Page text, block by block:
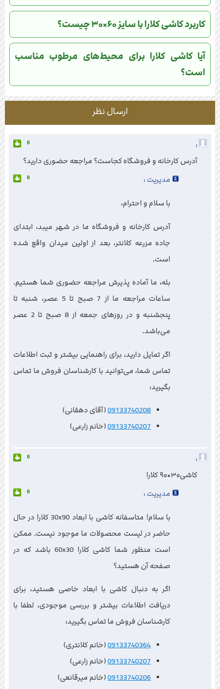
کاربرد کاشی کلارا با سایز ۶۰×۳۰ چیست؟
آیا کاشی کلارا برای محیط‌های مرطوب مناسب
است؟
ارسال نظر
:
0
آدرس کارخانه و فروشگاه کجاست؟ مراجعه حضوری دارید؟
مدیریت :
0
با سلام و احترام،
آدرس کارخانه و فروشگاه ما در شهر میبد، ابتدای
جاده مزرعه کلانتر، بعد از اولین میدان واقع شده
است.
بله، ما آماده پذیرش مراجعه حضوری شما هستیم.
ساعات مراجعه ما از 7 صبح تا 5 عصر، شنبه تا
پنجشنبه و در روزهای جمعه از 8 صبح تا 2 عصر
می‌باشد.
اگر تمایل دارید، برای راهنمایی بیشتر و ثبت اطلاعات
تماس شما، می‌توانید با کارشناسان فروش ما تماس
بگیرید:
09133740208(آقای دهقانی)
09133740207(خانم زارعی)
:
0
کاشی۳۰*۹۰ کلارا
مدیریت :
0
با سلام! متاسفانه کاشی با ابعاد 30x90 کلارا در حال
حاضر در لیست محصولات ما موجود نیست. ممکن
است منظور شما کاشی کلارا 60x30 باشد که در
صفحه آن هستید؟
اگر به دنبال کاشی با ابعاد خاصی هستید، برای
دریافت اطلاعات بیشتر و بررسی موجودی، لطفا با
کارشناسان فروش ما تماس بگیرید:
09133740364(خانم کلانتری)
09133740207(خانم زارعی)
09133740206(خانم میرقانعی)